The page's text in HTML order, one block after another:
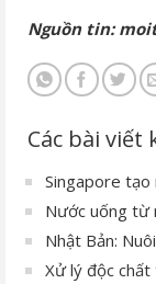
Nguồn tin:
Các bài viết
Singapore
Nước uống từ
Nhật Bản:
Xử lý độc